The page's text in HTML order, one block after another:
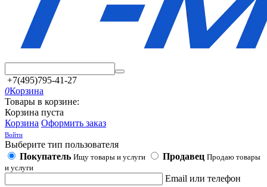
+7(495)795-41-27
0Корзина
Товары в корзине:
Корзина пуста
Корзина Оформить заказ
Войти
Выберите тип пользователя
Покупатель Ищу товары и услуги Продавец Продаю товары
и услуги
Email или телефон